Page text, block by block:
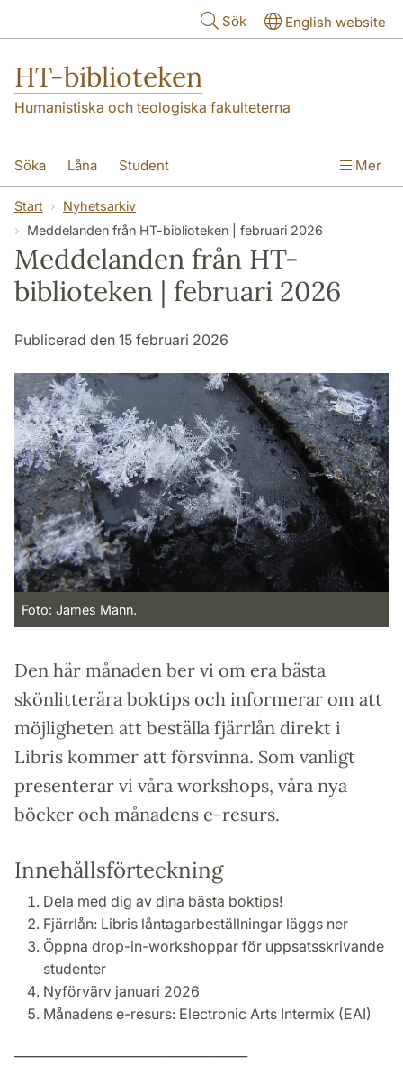
Sök English website
HT-biblioteken
Humanistiska och teologiska fakulteterna
Söka Låna Student
Forskare/doktorand
Mer
Start
Nyhetsarkiv
Meddelanden från HT-biblioteken | februari 2026
Meddelanden från HT-
biblioteken | februari 2026
Publicerad den 15 februari 2026
Foto: James Mann.
Den här månaden ber vi om era bästa
skönlitterära boktips och informerar om att
möjligheten att beställa fjärrlån direkt i
Libris kommer att försvinna. Som vanligt
presenterar vi våra workshops, våra nya
böcker och månadens e-resurs.
Innehållsförteckning
Dela med dig av dina bästa boktips!
Fjärrlån: Libris låntagarbeställningar läggs ner
Öppna drop-in-workshoppar för uppsatsskrivande
studenter
Nyförvärv januari 2026
Månadens e-resurs: Electronic Arts Intermix (EAI)